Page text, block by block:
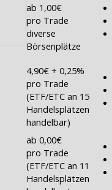
ab 1,00€
pro Trade
diverse
Börsenplätze
4,90€ + 0,25%
pro Trade
(ETF/ETC an 15
Handelsplätzen
handelbar)
ab 0,00€
pro Trade
(ETF/ETC an 11
Handelsplätzen